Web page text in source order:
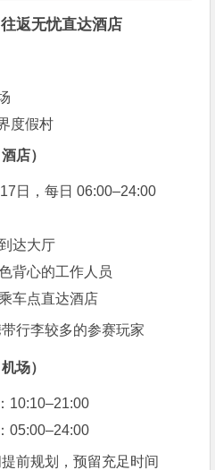
返无忧直达酒店
度假村
店）
日，每日 06:00–24:00
达大厅
背心的工作人员
车点直达酒店
行李较多的参赛玩家
场）
：10:10–21:00
：05:00–24:00
前规划，预留充足时间